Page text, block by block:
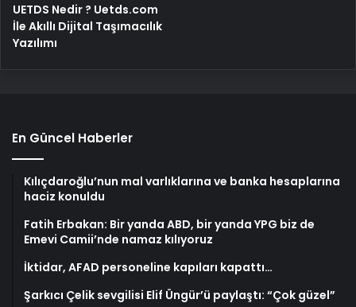
UETDS Nedir ? Uetds.com
İle Akıllı Dijital Taşımacılık
Yazılımı
En Güncel Haberler
Kılıçdaroğlu’nun mal varlıklarına ve banka hesaplarına
haciz konuldu
Fatih Erbakan: Bir yanda ABD, bir yanda YPG biz de
Emevi Camii’nde namaz kılıyoruz
İktidar, AFAD personeline kapıları kapattı…
Şarkıcı Çelik sevgilisi Elif Üngür’ü paylaştı: “Çok güzel”